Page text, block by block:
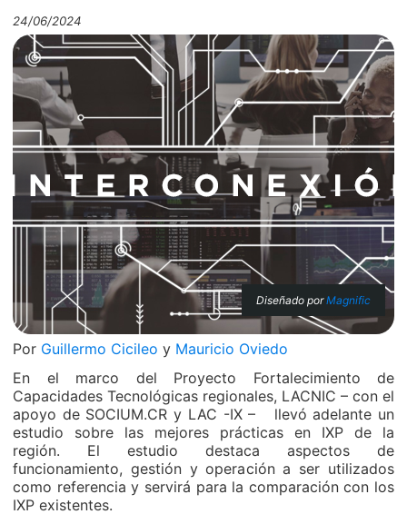
24/06/2024
Diseñado porMagnific
Por Guillermo Cicileo y Mauricio Oviedo
En el marco del Proyecto Fortalecimiento de
Capacidades Tecnológicas regionales, LACNIC – con el
apoyo de SOCIUM.CR y LAC -IX – llevó adelante un
estudio sobre las mejores prácticas en IXP de la
región. El estudio destaca aspectos de
funcionamiento, gestión y operación a ser utilizados
como referencia y servirá para la comparación con los
IXP existentes.